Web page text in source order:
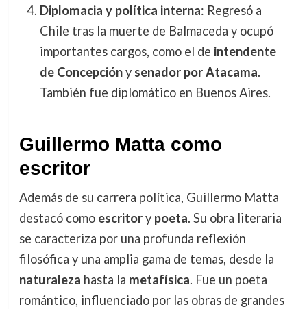
Diplomacia y política interna: Regresó a
Chile tras la muerte de Balmaceda y ocupó
importantes cargos, como el de intendente
de Concepcióny senador por Atacama.
También fue diplomático en Buenos Aires.
Guillermo Matta como
escritor
Además de su carrera política, Guillermo Matta
destacó como escritory poeta. Su obra literaria
se caracteriza por una profunda reflexión
filosófica y una amplia gama de temas, desde la
naturaleza hasta la metafísica. Fue un poeta
romántico, influenciado por las obras de grandes